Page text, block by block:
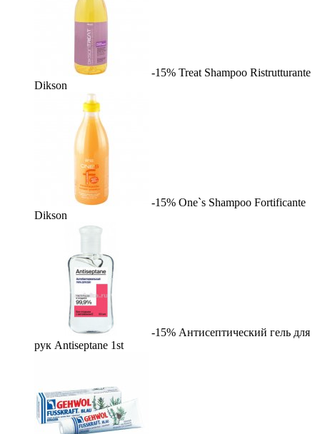
-15% Treat Shampoo Ristrutturante
Dikson
-15% One`s Shampoo Fortificante
Dikson
-15% Антисептический гель для
рук Antiseptane 1st